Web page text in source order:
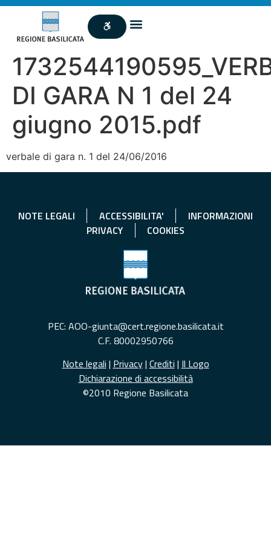
DI GARA N 1 del 24
giugno 2015.pdf
verbale di gara n. 1 del 24/06/2016
NOTE LEGALI ACCESSIBILITA'
INFORMAZIONI
PRIVACY
COOKIES
PEC: AOO-giunta@cert.regione.basilicata.it
C.F. 80002950766
Note legali | Privacy| Crediti | Il Logo
Dichiarazione di accessibilità
©2010 Regione Basilicata